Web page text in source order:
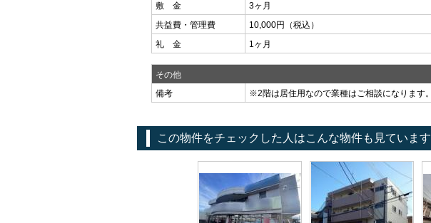
敷 金
3ヶ月
共益費・管理費
10,000円（税込）
礼 金
1ヶ月
その他
備考
※2階は居住用なので業種はご相談になります。
この物件をチェックした人はこんな物件も見ています